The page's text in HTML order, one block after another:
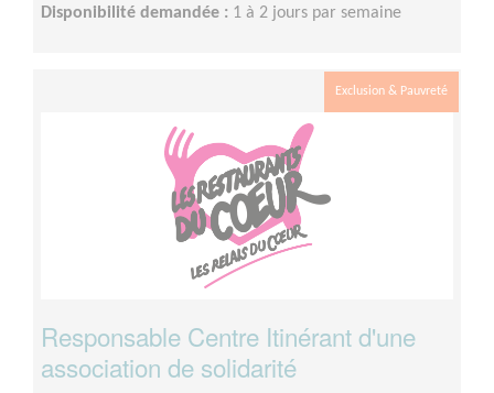
Disponibilité demandée : 1 à 2 jours par semaine
Exclusion & Pauvreté
Responsable Centre Itinérant d'une
association de solidarité